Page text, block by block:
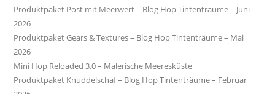
Produktpaket Post mit Meerwert – Blog Hop Tintenträume – Juni
2026
Produktpaket Gears & Textures – Blog Hop Tintenträume – Mai
2026
Mini Hop Reloaded 3.0 – Malerische Meeresküste
Produktpaket Knuddelschaf – Blog Hop Tintenträume – Februar